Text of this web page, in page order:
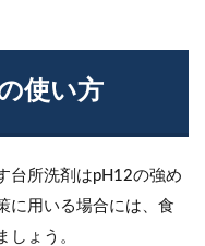
使い方
台所洗剤はpH12の強め
に用いる場合には、食
しょう。